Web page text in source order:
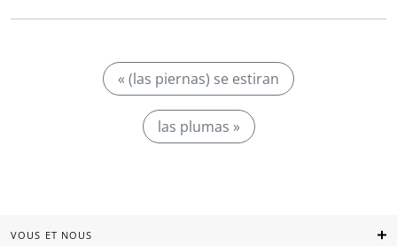
« (las piernas) se estiran
las plumas »
VOUS ET NOUS